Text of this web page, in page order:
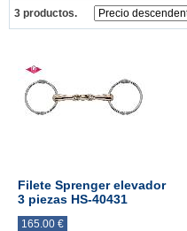
3 productos.
Filete Sprenger elevador
3 piezas HS-40431
165.00 €